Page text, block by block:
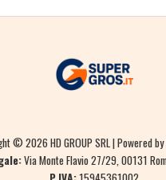
© 2026 HD GROUP SRL | Powered
Via Monte Flavio 27/29, 00131